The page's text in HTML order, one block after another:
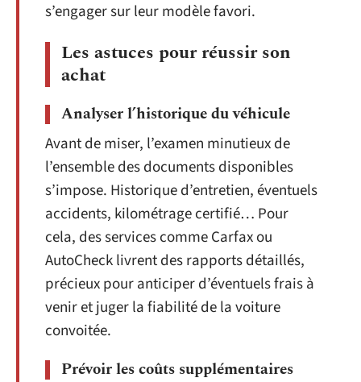
s’engager sur leur modèle favori.
Les astuces pour réussir son
achat
Analyser l’historique du véhicule
Avant de miser, l’examen minutieux de
l’ensemble des documents disponibles
s’impose. Historique d’entretien, éventuels
accidents, kilométrage certifié… Pour
cela, des services comme Carfax ou
AutoCheck livrent des rapports détaillés,
précieux pour anticiper d’éventuels frais à
venir et juger la fiabilité de la voiture
convoitée.
Prévoir les coûts supplémentaires